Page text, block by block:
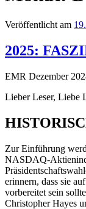
Veröffentlicht am
2025:
EMR Dezember
Lieber Leser, Liebe
Zur Einführung
NASDAQ-
erinnern, dass sie
vorbereitet sein
Christopher Hayes